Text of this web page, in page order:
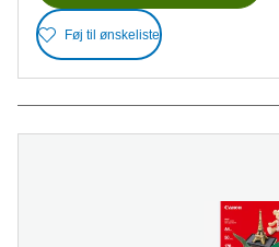
Føj til ønskeliste